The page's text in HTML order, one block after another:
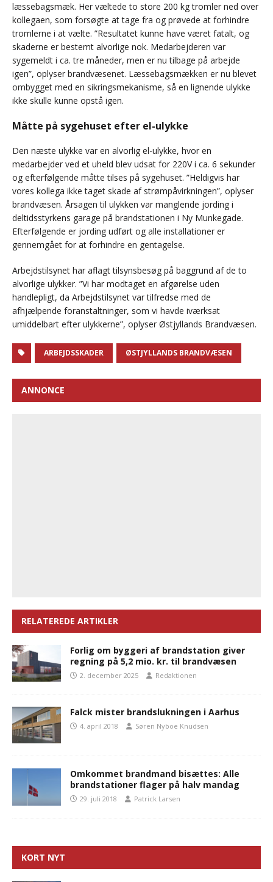
læssebagsmæk. Her væltede to store 200 kg tromler ned over
kollegaen, som forsøgte at tage fra og prøvede at forhindre
tromlerne i at vælte. ”Resultatet kunne have været fatalt, og
skaderne er bestemt alvorlige nok. Medarbejderen var
sygemeldt i ca. tre måneder, men er nu tilbage på arbejde
igen”, oplyser brandvæsenet. Læssebagsmækken er nu blevet
ombygget med en sikringsmekanisme, så en lignende ulykke
ikke skulle kunne opstå igen.
Måtte på sygehuset efter el-ulykke
Den næste ulykke var en alvorlig el-ulykke, hvor en
medarbejder ved et uheld blev udsat for 220V i ca. 6 sekunder
og efterfølgende måtte tilses på sygehuset. ”Heldigvis har
vores kollega ikke taget skade af strømpåvirkningen”, oplyser
brandvæsen. Årsagen til ulykken var manglende jording i
deltidsstyrkens garage på brandstationen i Ny Munkegade.
Efterfølgende er jording udført og alle installationer er
gennemgået for at forhindre en gentagelse.
Arbejdstilsynet har aflagt tilsynsbesøg på baggrund af de to
alvorlige ulykker. ”Vi har modtaget en afgørelse uden
handlepligt, da Arbejdstilsynet var tilfredse med de
afhjælpende foranstaltninger, som vi havde iværksat
umiddelbart efter ulykkerne”, oplyser Østjyllands Brandvæsen.
ARBEJDSSKADER ØSTJYLLANDS BRANDVÆSEN
ANNONCE
RELATEREDE ARTIKLER
Forlig om byggeri af brandstation giver
regning på 5,2 mio. kr. til brandvæsen
2. december 2025 Redaktionen
Falck mister brandslukningen i Aarhus
4. april 2018 Søren Nyboe Knudsen
Omkommet brandmand bisættes: Alle
brandstationer flager på halv mandag
29. juli 2018 Patrick Larsen
KORT NYT